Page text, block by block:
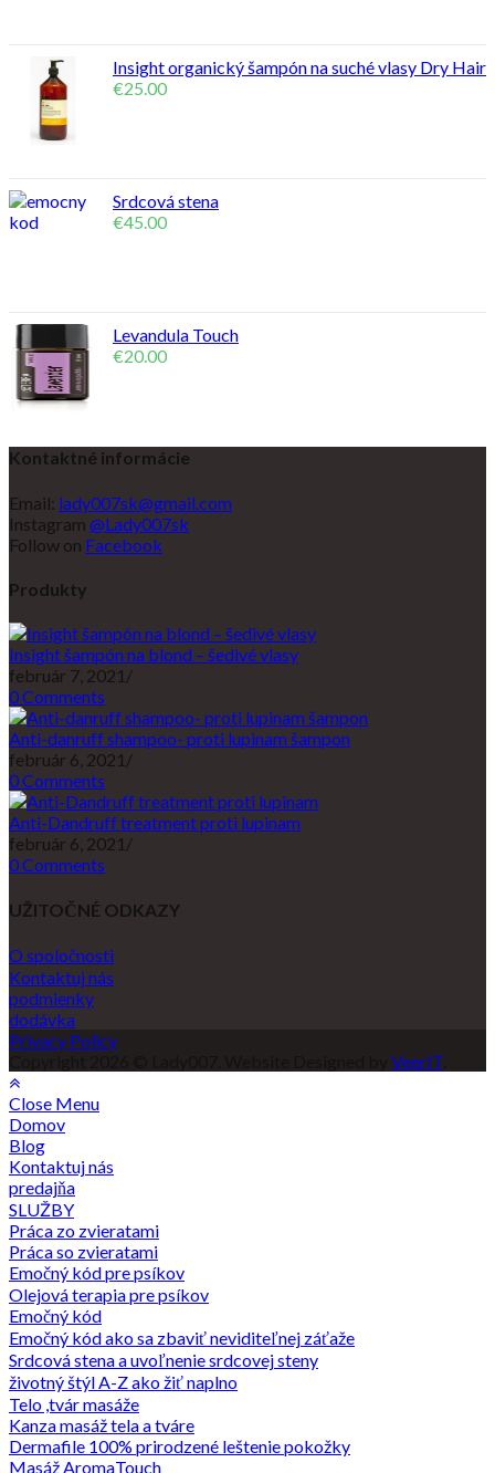
Insight organický šampón na suché vlasy Dry Hair
€25.00
Srdcová stena
€45.00
Levandula Touch
€20.00
Kontaktné informácie
Email: lady007sk@gmail.com
Instagram @Lady007sk
Follow on Facebook
Produkty
Insight šampón na blond – šedivé vlasy
február 7, 2021 /
0 Comments
Anti-danruff shampoo- proti lupinam šampon
február 6, 2021 /
0 Comments
Anti-Dandruff treatment proti lupinam
február 6, 2021 /
0 Comments
UŽITOČNÉ ODKAZY
O spoločnosti
Kontaktuj nás
podmienky
dodávka
Privacy Policy
VeerIT
Close Menu
Domov
Blog
Kontaktuj nás
predajňa
SLUŽBY
Práca zo zvieratami
Práca so zvieratami
Emočný kód pre psíkov
Olejová terapia pre psíkov
Emočný kód
Emočný kód ako sa zbaviť neviditeľnej záťaže
Srdcová stena a uvoľnenie srdcovej steny
životný štýl A-Z ako žiť naplno
Telo ,tvár masáže
Kanza masáž tela a tváre
Dermafile 100% prirodzené leštenie pokožky
Masáž AromaTouch